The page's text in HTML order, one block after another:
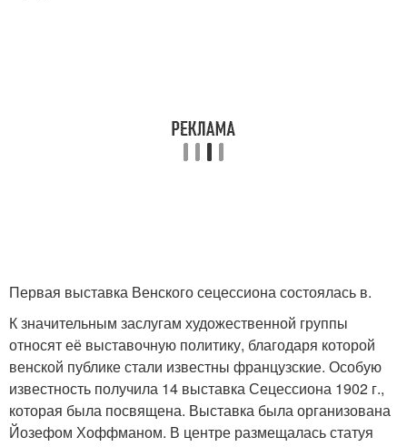
Первая выставка Венского сецессиона состоялась в.
К значительным заслугам художественной группы
относят её выставочную политику, благодаря которой
венской публике стали известны французские. Особую
известность получила 14 выставка Сецессиона 1902 г.,
которая была посвящена. Выставка была организована
Йозефом Хоффманом. В центре размещалась статуя